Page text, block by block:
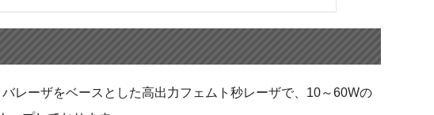
レーザをベースとした高出力フェムト秒レーザで、10～60Wの